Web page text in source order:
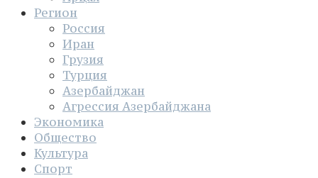
Регион
Россия
Иран
Грузия
Турция
Азербайджан
Агрессия Азербайджана
Экономика
Общество
Культура
Спорт